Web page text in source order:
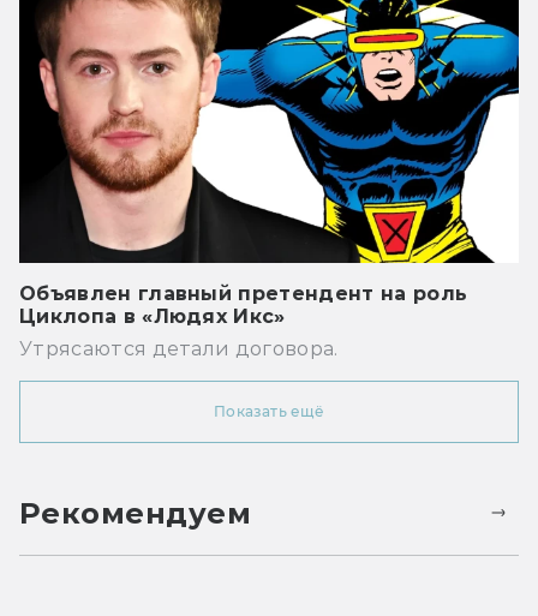
Объявлен главный претендент на роль
Циклопа в «Людях Икс»
Утрясаются детали договора.
Показать ещё
Рекомендуем